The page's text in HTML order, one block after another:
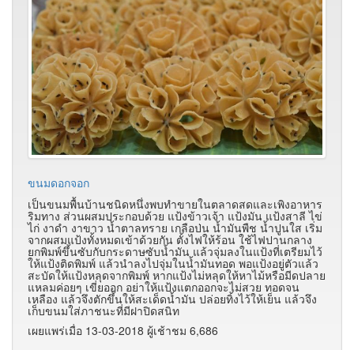
ขนมดอกจอก
เป็นขนมพื้นบ้านชนิดหนึ่งพบทำขายในตลาดสดและเพิงอาหาร
ริมทาง ส่วนผสมประกอบด้วย แป้งข้าวเจ้า แป้งมัน แป้งสาลี ไข่
ไก่ งาดำ งาขาว น้ำตาลทราย เกลือป่น น้ำมันพืช น้ำปูนใส เริ่ม
จากผสมแป้งทั้งหมดเข้าด้วยกัน ตั้งไฟให้ร้อน ใช้ไฟปานกลาง
ยกพิมพ์ขึ้นซับกับกระดาษซับน้ำมัน แล้วจุ่มลงในแป้งที่เตรียมไว้
ให้แป้งติดพิมพ์ แล้วนำลงไปจุ่มในน้ำมันทอด พอแป้งอยู่ตัวแล้ว
สะบัดให้แป้งหลุดจากพิมพ์ หากแป้งไม่หลุดให้หาไม้หรือมีดปลาย
แหลมค่อยๆ เขี่ยออก อย่าให้แป้งแตกออกจะไม่สวย ทอดจน
เหลือง แล้วจึงตักขึ้นให้สะเด็ดน้ำมัน ปล่อยทิ้งไว้ให้เย็น แล้วจึง
เก็บขนมใส่ภาชนะที่มีฝาปิดสนิท
เผยแพร่เมื่อ 13-03-2018 ผู้เช้าชม 6,686